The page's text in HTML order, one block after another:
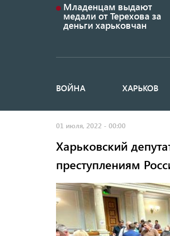
Младенцам выдают
медали от Терехова за
деньги харьковчан
Основная
ВОЙНА ХАРЬКОВ
01 июля, 2022 - 00:00
Харьковский
преступлениям